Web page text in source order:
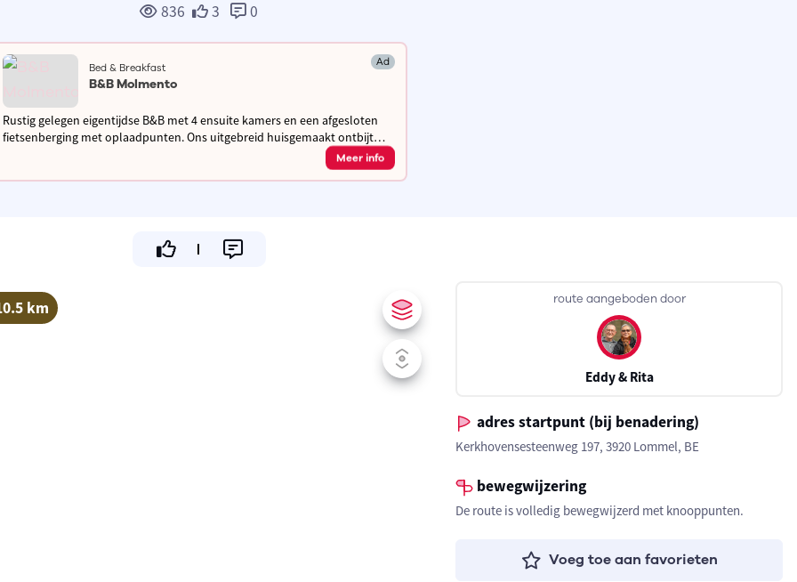
836 3 0
Bed & Breakfast Ad
B&B Molmento
Rustig gelegen eigentijdse B&B met 4 ensuite kamers en een afgesloten
fietsenberging met oplaadpunten. Ons uitgebreid huisgemaakt ontbijt
met streekproducten garandeert een powerstart van jouw dag.Meer info
km route aangeboden door
Eddy & Rita
adres startpunt (bij benadering)
Kerkhovensesteenweg 197, 3920 Lommel, BE
bewegwijzering
De route is volledig bewegwijzerd met knooppunten.
Voeg toe aan favorieten